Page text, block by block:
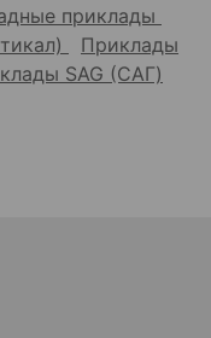
приклады
Приклады
SAG (САГ)